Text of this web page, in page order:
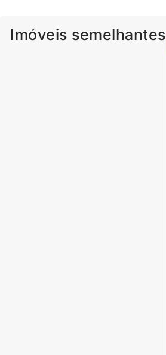
Imóveis semelhantes